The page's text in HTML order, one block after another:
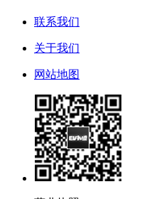
联系我们
关于我们
网站地图